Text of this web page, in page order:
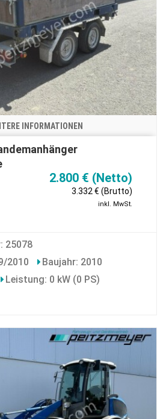
INFORMATIONEN
2.800 € (Netto)
3.332 € (Brutto)
inkl. MwSt.
25078
2010
Baujahr: 2010
Leistung: 0 kW (0 PS)